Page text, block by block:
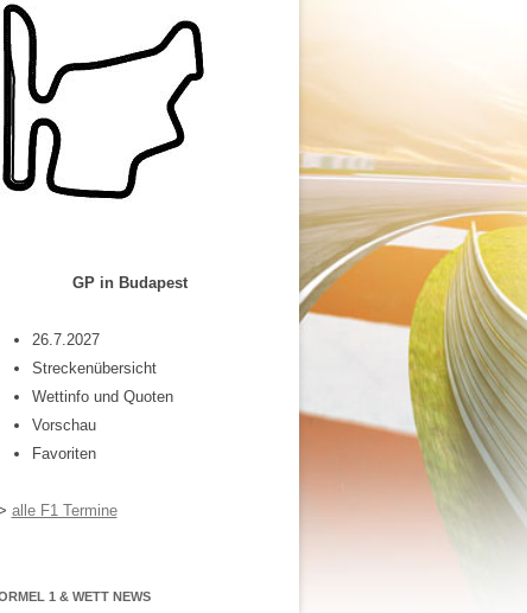
GP in Budapest
26.7.2027
Streckenübersicht
Wettinfo und Quoten
Vorschau
Favoriten
alle F1 Termine
1 & WETT NEWS